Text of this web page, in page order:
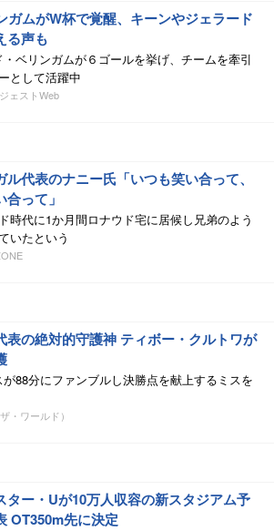
ガムがW杯で覚醒、キーンやジェラード
る声も
ベリンガムが６ゴールを挙げ、チームを牽引
として活躍中
ェストWeb
ル代表のナニー氏「いつも笑い合って、
って」
時代に1か月間ロナウド宅に居候し兄弟のよう
いたという
表の絶対的守護神 ティボー・クルトワが
88分にファンブルし決勝点を献上するミスを
・ワールド）
ター・Uが10万人収容の新スタジアム予
OT350m先に決定